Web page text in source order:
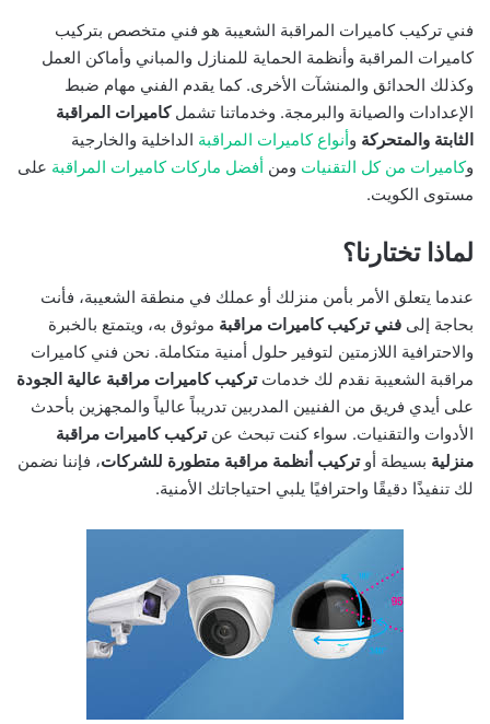
فني تركيب كاميرات المراقبة الشعيبة هو فني متخصص بتركيب
كاميرات المراقبة وأنظمة الحماية للمنازل والمباني وأماكن العمل
وكذلك الحدائق والمنشآت الأخرى. كما يقدم الفني مهام ضبط
الإعدادات والصيانة والبرمجة. وخدماتنا تشملكاميرات المراقبة
الثابتة والمتحركة وأنواع كاميرات المراقبة الداخلية والخارجية
وكاميرات من كل التقنيات ومن أفضل ماركات كاميرات المراقبة على
مستوى الكويت.
لماذا تختارنا؟
عندما يتعلق الأمر بأمن منزلك أو عملك في منطقة الشعيبة، فأنت
بحاجة إلى فني تركيب كاميرات مراقبة موثوق به، ويتمتع بالخبرة
والاحترافية اللازمتين لتوفير حلول أمنية متكاملة. نحن فني كاميرات
مراقبة الشعيبة نقدم لك خدماتتركيب كاميرات مراقبة عالية الجودة
على أيدي فريق من الفنيين المدربين تدريباً عالياً والمجهزين بأحدث
الأدوات والتقنيات. سواء كنت تبحث عنتركيب كاميرات مراقبة
منزلية بسيطة أوتركيب أنظمة مراقبة متطورة للشركات، فإننا نضمن
لك تنفيذًا دقيقًا واحترافيًا يلبي احتياجاتك الأمنية.